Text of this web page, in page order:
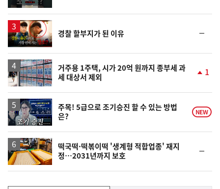
하
영
상
경찰 할부지가 된 이유
일
거주용 1주택, 시가 20억 원까지 종부세 과
세 대상서 제외
상
승
1
영
상
주목! 5급으로 조기승진 할 수 있는 방법
은?
NEW
떡국떡·떡볶이떡 '생계형 적합업종' 재지
정…2031년까지 보호
일